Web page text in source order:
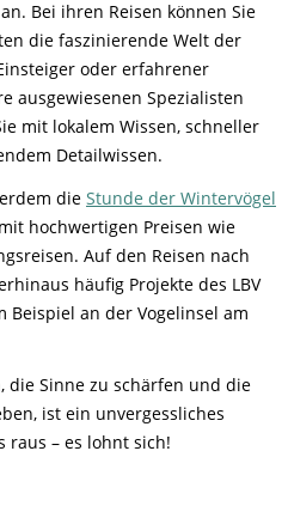
an. Bei ihren Reisen können Sie
die faszinierende Welt der
oder erfahrener
ausgewiesenen Spezialisten
mit lokalem Wissen, schneller
Detailwissen.
die Stunde der Wintervögel
mit hochwertigen Preisen wie
Auf den Reisen nach
häufig Projekte des LBV
an der Vogelinsel am
die Sinne zu schärfen und die
ist ein unvergessliches
raus – es lohnt sich!